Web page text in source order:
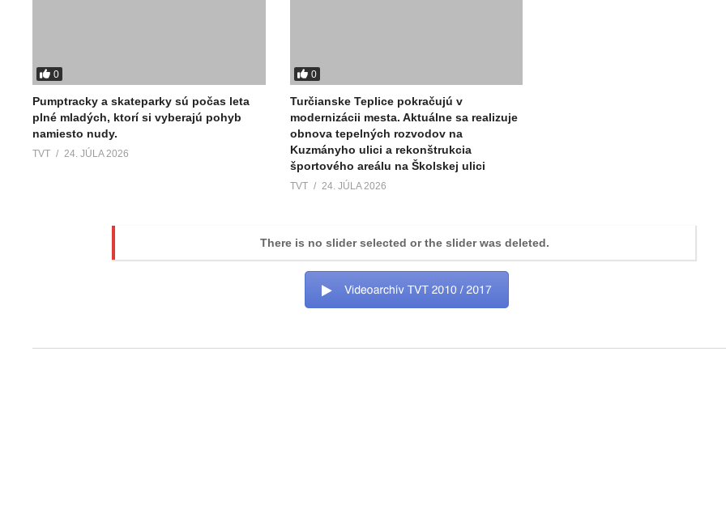
0
Pumptracky a skateparky sú počas leta
plné mladých, ktorí si vyberajú pohyb
namiesto nudy.
TVT 24. JÚLA 2026
0
Turčianske Teplice pokračujú v
modernizácii mesta. Aktuálne sa realizuje
obnova tepelných rozvodov na
Kuzmányho ulici a rekonštrukcia
športového areálu na Školskej ulici
TVT 24. JÚLA 2026
There is no slider selected or the slider was deleted.